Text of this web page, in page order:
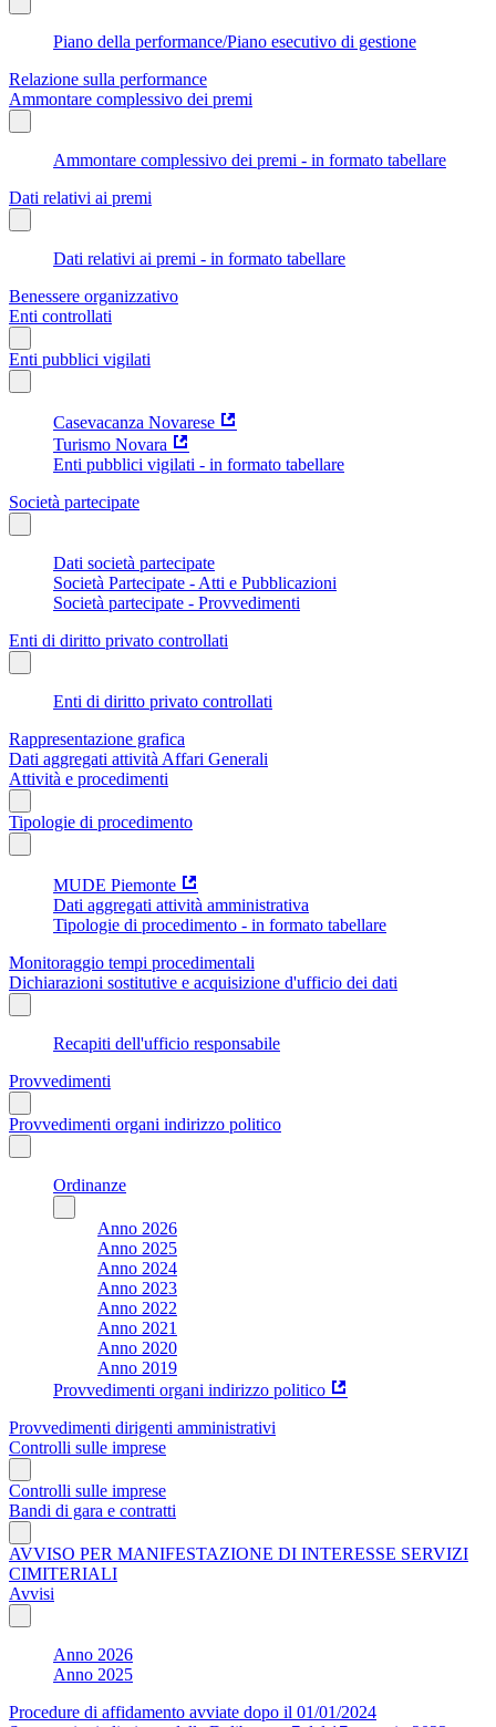
Piano della performance/Piano esecutivo di gestione
Relazione sulla performance
Ammontare complessivo dei premi
Ammontare complessivo dei premi - in formato tabellare
Dati relativi ai premi
Dati relativi ai premi - in formato tabellare
Benessere organizzativo
Enti controllati
Enti pubblici vigilati
Casevacanza Novarese
Turismo Novara
Enti pubblici vigilati - in formato tabellare
Società partecipate
Dati società partecipate
Società Partecipate - Atti e Pubblicazioni
Società partecipate - Provvedimenti
Enti di diritto privato controllati
Enti di diritto privato controllati
Rappresentazione grafica
Dati aggregati attività Affari Generali
Attività e procedimenti
Tipologie di procedimento
MUDE Piemonte
Dati aggregati attività amministrativa
Tipologie di procedimento - in formato tabellare
Monitoraggio tempi procedimentali
Dichiarazioni sostitutive e acquisizione d'ufficio dei dati
Recapiti dell'ufficio responsabile
Provvedimenti
Provvedimenti organi indirizzo politico
Ordinanze
Anno 2026
Anno 2025
Anno 2024
Anno 2023
Anno 2022
Anno 2021
Anno 2020
Anno 2019
Provvedimenti organi indirizzo politico
Provvedimenti dirigenti amministrativi
Controlli sulle imprese
Controlli sulle imprese
Bandi di gara e contratti
AVVISO PER MANIFESTAZIONE DI INTERESSE SERVIZI
CIMITERIALI
Avvisi
Anno 2026
Anno 2025
Procedure di affidamento avviate dopo il 01/01/2024